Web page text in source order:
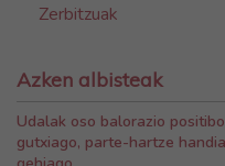
Zerbitzuak
Azken albisteak
Udalak oso balorazio
gutxiago, parte-hartze